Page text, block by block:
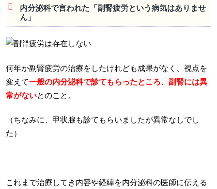
内分泌科で言われた「副腎疲労という病気はありませ
ん」
何年か副腎疲労の治療をしたけれども成果がなく、視点を
変えて一般の内分泌科で診てもらったところ、副腎には異
常がないとのこと。
（ちなみに、甲状腺も診てもらいましたが異常なしでし
た）
これまで治療してき内容や経緯を内分泌科の医師に伝える